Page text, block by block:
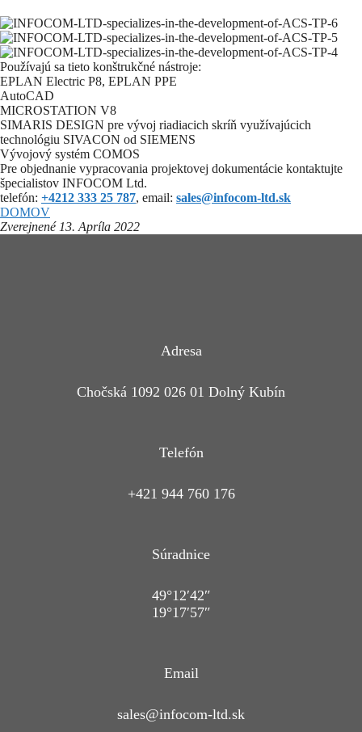
Používajú sa tieto konštrukčné nástroje:
EPLAN Electric P8, EPLAN PPE
AutoCAD
MICROSTATION V8
SIMARIS DESIGN pre vývoj riadiacich skríň využívajúcich
technológiu SIVACON od SIEMENS
Vývojový systém COMOS
Pre objednanie vypracovania projektovej dokumentácie kontaktujte
špecialistov INFOCOM Ltd.
telefón: +4212 333 25 787, email: sales@infocom-ltd.sk
DOMOV
Zverejnené 13. Apríla 2022
Adresa
Chočská 1092 026 01 Dolný Kubín
Telefón
+421 944 760 176
Súradnice
49°12′42″
19°17′57″
Email
sales@infocom-ltd.sk